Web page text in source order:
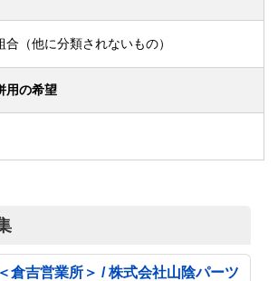
（他に分類されないもの）
用の希望
倉吉営業所＞ / 株式会社山陰パーツ